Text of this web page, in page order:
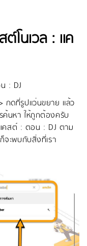
โนเวล : แค
: DJ
ดที่รูปแว่นขยาย แล้ว
นหา ให้ถูกต้องครับ
แคสต์ : ตอน : DJ ตาม
จะพบกับสิ่งที่เรา